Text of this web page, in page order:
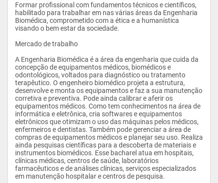
Formar profissional com fundamentos técnicos e científicos,
habilitado para trabalhar em nas várias áreas da Engenharia
Biomédica, comprometido com a ética e a humanística
visando o bem estar da sociedade.
Mercado de trabalho
A Engenharia Biomédica é a área da engenharia que cuida da
concepção de equipamentos médicos, biomédicos e
odontológicos, voltados para diagnóstico ou tratamento
terapêutico. O engenheiro biomédico projeta a estrutura,
desenvolve e monta os equipamentos e faz a sua manutenção
corretiva e preventiva. Pode ainda calibrar e aferir os
equipamentos médicos. Como tem conhecimentos na área de
informática e eletrônica, cria softwares e equipamentos
eletrônicos que otimizam o uso das máquinas pelos médicos,
enfermeiros e dentistas. Também pode gerenciar a área de
compras de equipamentos médicos e planejar seu uso. Realiza
ainda pesquisas científicas para a descoberta de materiais e
instrumentos biomédicos. Esse bacharel atua em hospitais,
clínicas médicas, centros de saúde, laboratórios
farmacêuticos e de análises clínicas, serviços especializados
em manutenção hospitalar e centros de pesquisa.